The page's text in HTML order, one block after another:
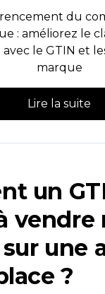
du
: améliorez le
le GTIN et
marque
Lire la suite
un
vendre
une
?